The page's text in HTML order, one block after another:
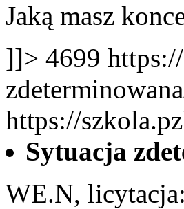
Jaką masz
]]> 4699
https://
Sytuacja
WE.N, licytacja: